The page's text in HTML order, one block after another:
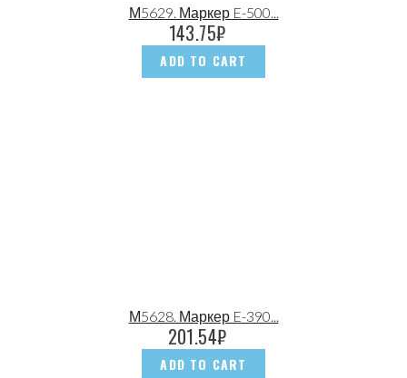
М5629. Маркер E-500...
143.75₽
ADD TO CART
М5628. Маркер E-390...
201.54₽
ADD TO CART